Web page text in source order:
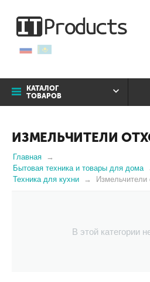
КАТАЛОГ
ТОВАРОВ
ИЗМЕЛЬЧИТЕЛИ
Главная
Бытовая техника и товары для дома
Техника для кухни
Измельчители
В этой категории